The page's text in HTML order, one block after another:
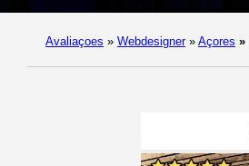
Avaliaçoes » Webdesigner » Açores »